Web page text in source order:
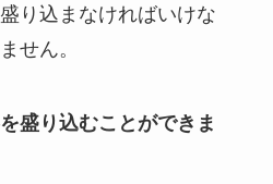
り込まなければいけな
せん。
盛り込むことができま